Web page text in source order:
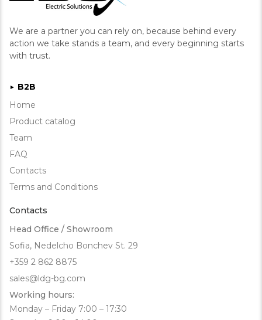
We are a partner you can rely on, because behind every
action we take stands a team, and every beginning starts
with trust.
► B2B
Home
Product catalog
Team
FAQ
Contacts
Terms and Conditions
Contacts
Head Office / Showroom
Sofia, Nedelcho Bonchev St. 29
+359 2 862 8875
sales@ldg-bg.com
Working hours:
Monday – Friday 7:00 – 17:30